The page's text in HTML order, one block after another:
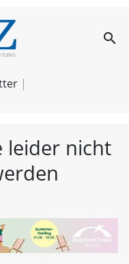
– search
leider nicht